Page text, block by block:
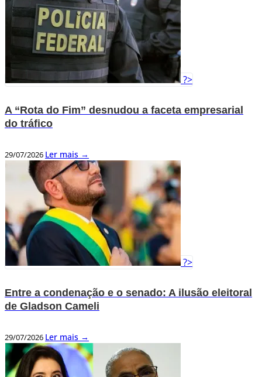
?>
A “Rota do Fim” desnudou a faceta empresarial
do tráfico
29/07/2026 Ler mais →
?>
Entre a condenação e o senado: A ilusão eleitoral
de Gladson Cameli
29/07/2026 Ler mais →